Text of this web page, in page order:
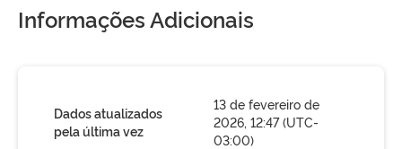
Informações Adicionais
Dados atualizados
pela última vez
13 de fevereiro de
2026, 12:47 (UTC-
03:00)